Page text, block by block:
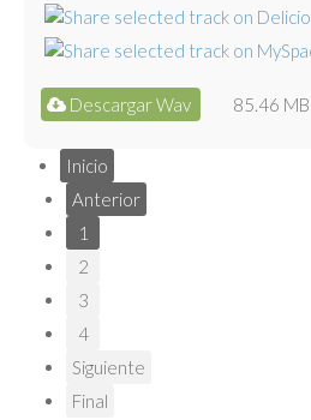
Descargar Wav 85.46 MB
Inicio
Anterior
1
2
3
4
Siguiente
Final